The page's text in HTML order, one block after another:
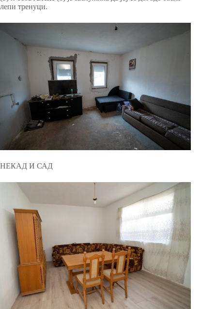
лепи тренуци.
НЕКАД И САД